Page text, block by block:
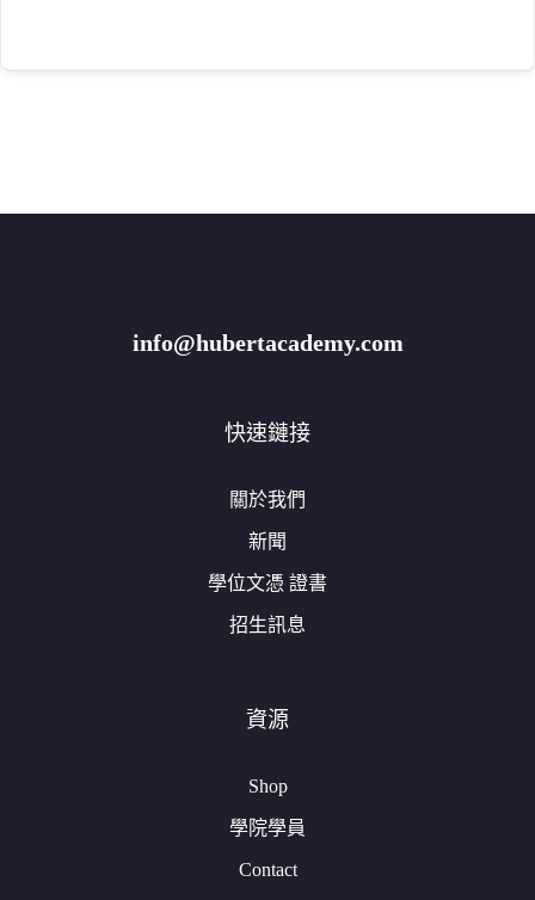
info@hubertacademy.com
快速鏈接
關於我們
新聞
學位文憑 證書
招生訊息
資源
Shop
學院學員
Contact